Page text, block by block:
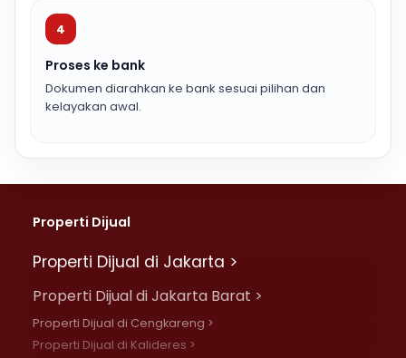
4
Proses ke bank
Dokumen diarahkan ke bank sesuai pilihan dan
kelayakan awal.
Properti Dijual
Properti Dijual di Jakarta >
Properti Dijual di Jakarta Barat >
Properti Dijual di Cengkareng >
Properti Dijual di Kalideres >